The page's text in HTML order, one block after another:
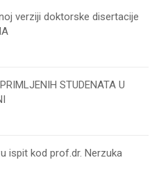
verziji doktorske disertacije
STUDENATA U
ispit kod prof.dr. Nerzuka